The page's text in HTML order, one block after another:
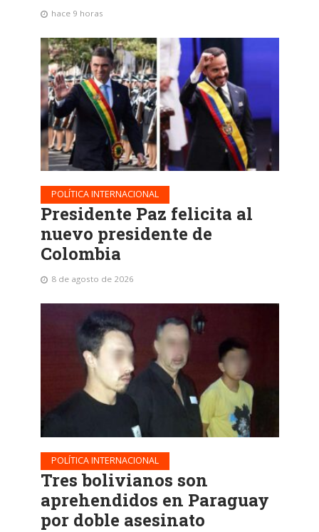
hace 9 horas
POLÍTICA INTERNACIONAL
Presidente Paz felicita al
nuevo presidente de
Colombia
8 de agosto de 2026
POLÍTICA INTERNACIONAL
Tres bolivianos son
aprehendidos en Paraguay
por doble asesinato